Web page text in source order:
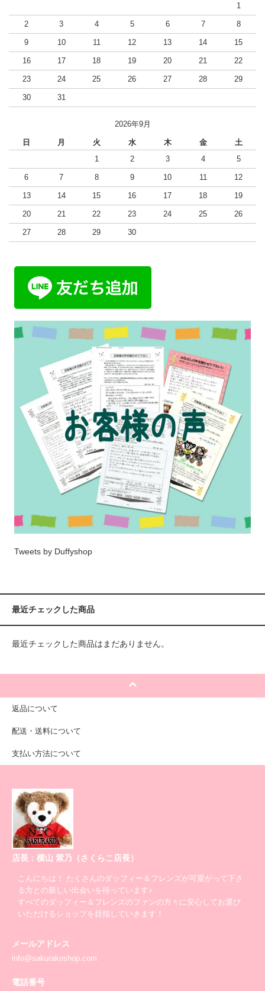
1
2 3 4 5 6 7 8
9 10 11 12 13 14 15
16 17 18 19 20 21 22
23 24 25 26 27 28 29
30 31
2026年9月
日 月 火 水 木 金
土
1
2 3 4 5
6 7 8 9 10 11 12
13 14 15 16 17 18 19
20 21 22 23 24 25 26
27 28 29 30
Tweets by Duffyshop
最近チェックした商品
最近チェックした商品はまだありません。
返品について
配送・送料について
支払い方法について
店長：横山 紫乃（さくらこ店長）
こんにちは！ たくさんのダッフィー＆フレンズが可愛がって下さ
る方との新しい出会いを待っています♪
すべてのダッフィー＆フレンズのファンの方々に安心してお選び
いただけるショップを目指していきます！
メールアドレス
info@sakurakoshop.com
電話番号